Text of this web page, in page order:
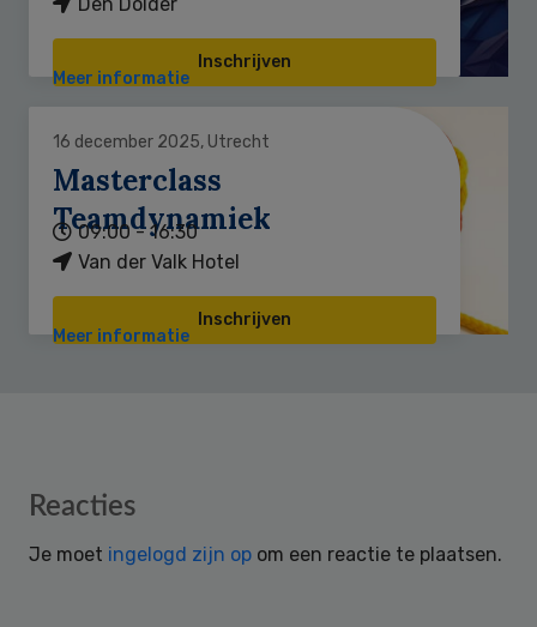
Inschrijven
Meer informatie
16 december 2025, Utrecht
Masterclass
Teamdynamiek
09:00 - 16:30
Van der Valk Hotel
Inschrijven
Meer informatie
Reader
Reacties
Je moet ingelogd zijn op om een reactie te plaatsen.